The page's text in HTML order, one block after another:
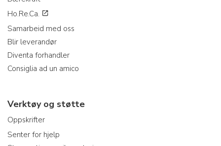
Ho.Re.Ca.
Samarbeid med oss
Blir leverandør
Diventa forhandler
Consiglia ad un amico
Verktøy og støtte
Oppskrifter
Senter for hjelp